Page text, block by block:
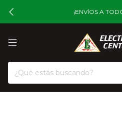
¡ENVÍOS A